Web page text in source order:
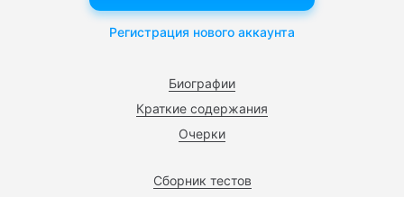
Биографии
Краткие содержания
Очерки
Сборник тестов
Регистрация нового аккаунта